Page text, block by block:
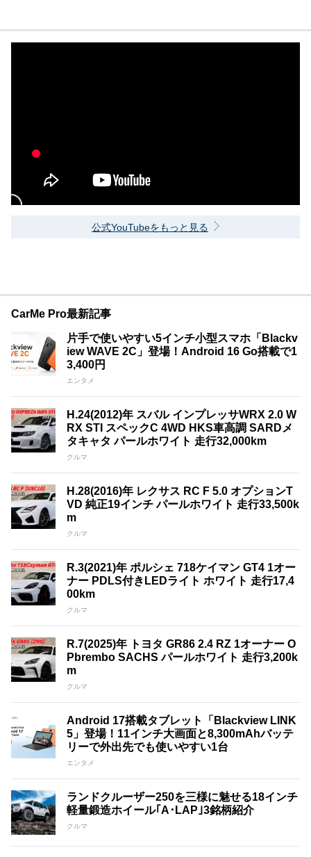
公式YouTubeをもっと見る
CarMe Pro最新記事
片手で使いやすい5インチ小型スマホ「Blackv
iew WAVE 2C」登場！Android 16 Go搭載で1
3,400円
エンタメ
H.24(2012)年 スバル インプレッサWRX 2.0 W
RX STI スペックC 4WD HKS車高調 SARDメ
タキャタ パールホワイト 走行32,000km
クルマ
H.28(2016)年 レクサス RC F 5.0 オプションT
VD 純正19インチ パールホワイト 走行33,500k
m
クルマ
R.3(2021)年 ポルシェ 718ケイマン GT4 1オー
ナー PDLS付きLEDライト ホワイト 走行17,4
00km
クルマ
R.7(2025)年 トヨタ GR86 2.4 RZ 1オーナー O
Pbrembo SACHS パールホワイト 走行3,200k
m
クルマ
Android 17搭載タブレット「Blackview LINK
5」登場！11インチ大画面と8,300mAhバッテ
リーで外出先でも使いやすい1台
エンタメ
ランドクルーザー250を三様に魅せる18インチ
軽量鍛造ホイール｢A･LAP｣3銘柄紹介
クルマ